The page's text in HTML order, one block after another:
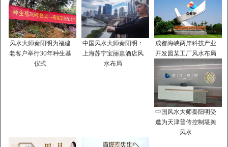
五行查询生辰八字查询喜用神,五行八字怎么查
喜用神,起名意见。
提起五行查询生辰八字查询喜用神，大家都知道，有人问用什么软件
能直接查出真正的五行生辰八字喜用神 忌神，另外，还有人想问如何
确定生辰八字中的五行喜用神，你知道这是怎么回事？其实八字喜用
神在线查询，下面就一起来看看五行八字怎么查喜用神,起名意见。希
以日主为中心，月令为提纲，看日主与天干，地支生、克、泄、耗、
风水大师秦阳明为福建
老客户举行30年种生基
仪式
中国风水大师秦阳明：
上海苏宁宝丽嘉酒店风
水布局
成都海峡两岸科技产业
开发园某工厂风水布局
中国风水大师秦阳明受
邀为天津普传控制堪舆
风水